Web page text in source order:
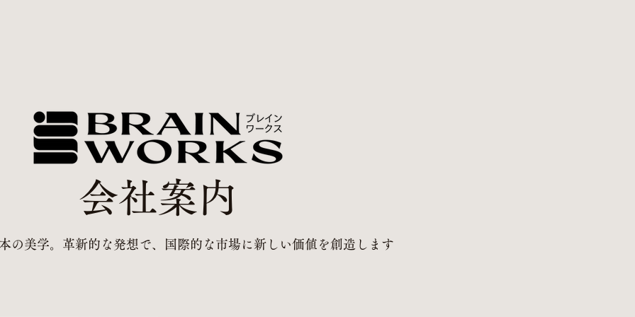
会社案内
の美学。革新的な発想で、国際的な市場に新しい価値を創造します